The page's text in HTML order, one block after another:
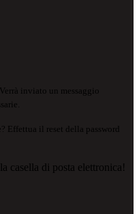
Verrà inviato un messaggio
Effettua il reset della password
casella di posta elettronica!